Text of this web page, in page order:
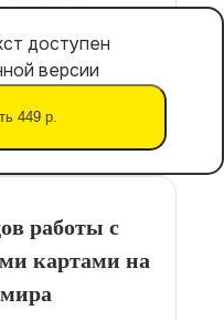
доступен
версии
449 р.
работы с
картами на